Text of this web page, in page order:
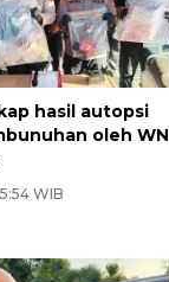
hasil autopsi
oleh WN
WIB